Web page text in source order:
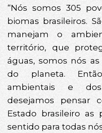
“Nós somos 305
biomas brasileiros.
manejam o
território, que
águas, somos nós
do planeta.
ambientais e
desejamos pensar
Estado brasileiro as
sentido para todas